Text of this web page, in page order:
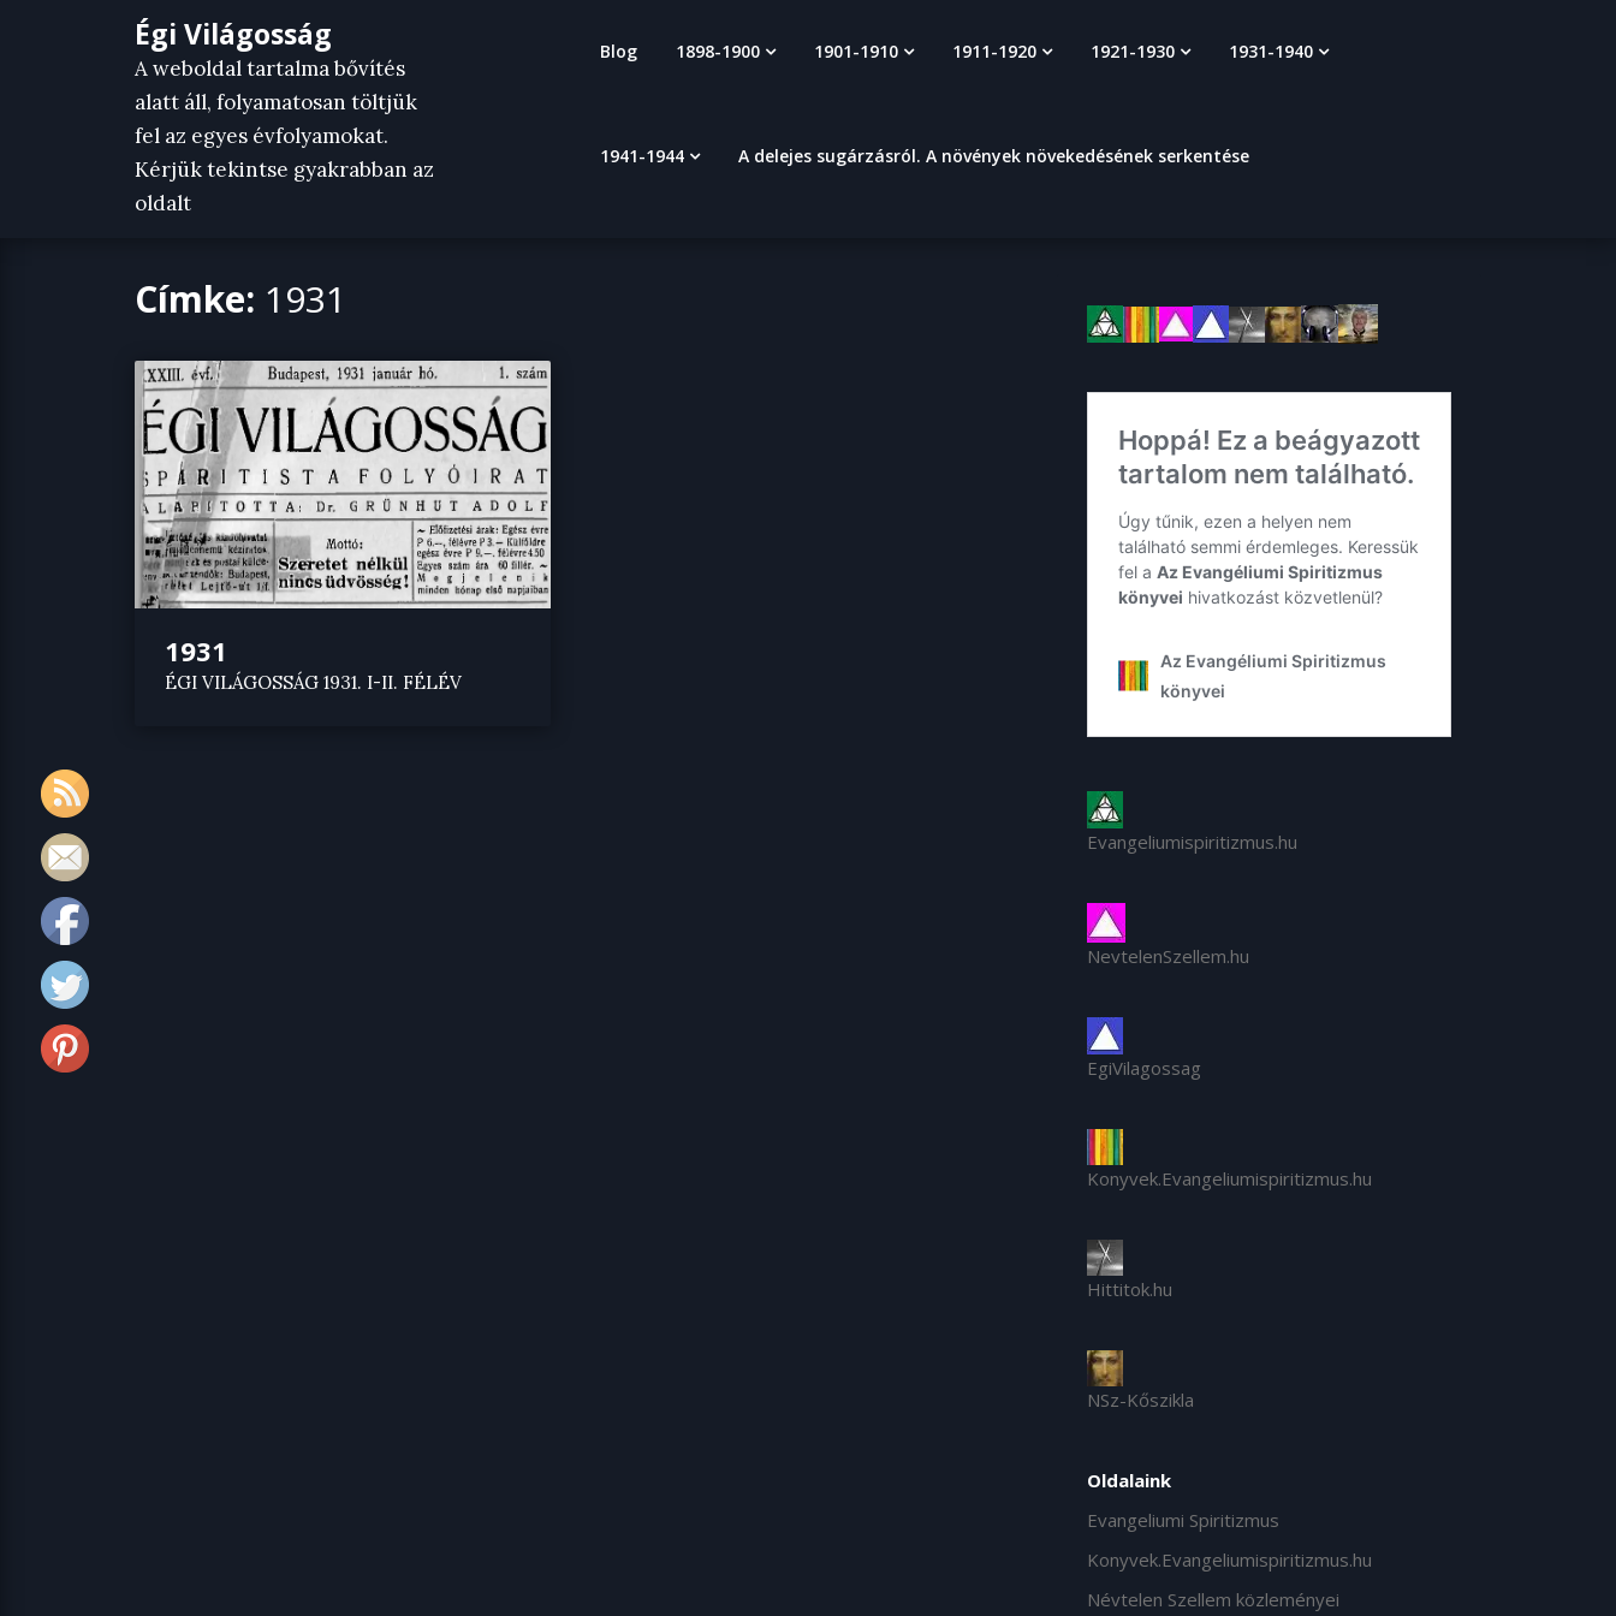
Égi Világosság
A weboldal tartalma bővítés
alatt áll, folyamatosan töltjük
fel az egyes évfolyamokat.
Kérjük tekintse gyakrabban az
oldalt
Blog 1898-1900 1901-1910 1911-1920 1921-1930 1931-1940
1941-1944 A delejes sugárzásról. A növények növekedésének serkentése
Címke: 1931
1931
ÉGI VILÁGOSSÁG 1931. I-II. FÉLÉV
Evangeliumispiritizmus.hu
NevtelenSzellem.hu
EgiVilagossag
Konyvek.Evangeliumispiritizmus.hu
Hittitok.hu
NSz-Kőszikla
Oldalaink
Evangeliumi Spiritizmus
Konyvek.Evangeliumispiritizmus.hu
Névtelen Szellem közleményei